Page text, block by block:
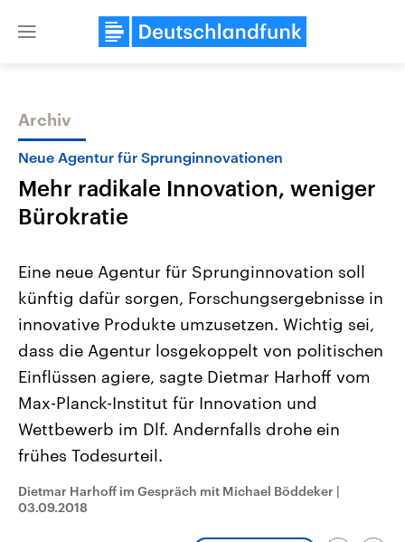
Close
Themen
Landtagswahl Sachsen-Anhalt
2026
Alle Informationen
Sachsen-Anhalt wählt am 6.
September 2026 einen neuen
Landtag. Seit 2021 wird das
Bundesland von einer Koalition aus
Umfragen, Prognosen,
Wahlprogramme, aktuelle Berichte
und Hintergründe zu den Parteien
Wahl.
Aktuelle Beiträge,
Hintergründe
Wirtschaftlich und
gehören die Vereinigten
den mächtigsten Ländern
mit großem Einfluss auf
Sendungen Programm
Audio-Archiv
Archiv
Neue Agentur für Sprunginnovationen
Mehr radikale Innovation, weniger
Bürokratie
Eine neue Agentur für Sprunginnovation soll
künftig dafür sorgen, Forschungsergebnisse in
innovative Produkte umzusetzen. Wichtig sei,
dass die Agentur losgekoppelt von politischen
Einflüssen agiere, sagte Dietmar Harhoff vom
Max-Planck-Institut für Innovation und
Wettbewerb im Dlf. Andernfalls drohe ein
frühes Todesurteil.
Dietmar Harhoff im Gespräch mit Michael Böddeker |
03.09.2018